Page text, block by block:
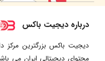
درباره دیجیت باکس
دیجیت باکس بزرگترین مرکز
محتوای دیجیتالی ایران می